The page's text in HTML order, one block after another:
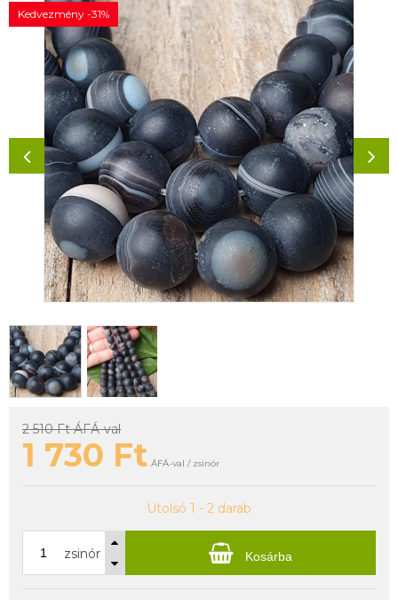
Kedvezmény -31%
2 510 FtÁFÁ-val
1 730 Ft ÁFÁ-val / zsinór
Utolsó 1 - 2 darab
zsinór Kosárba